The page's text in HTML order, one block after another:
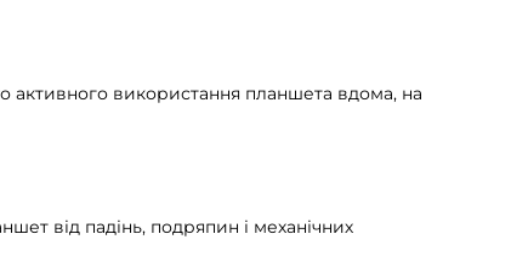
використання планшета вдома, на
від падінь, подряпин і механічних